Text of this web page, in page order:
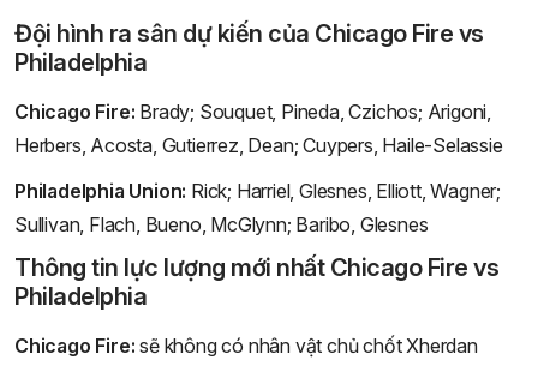
Đội hình ra sân dự kiến của Chicago Fire vs
Philadelphia
Chicago Fire: Brady; Souquet, Pineda, Czichos; Arigoni,
Herbers, Acosta, Gutierrez, Dean; Cuypers, Haile-Selassie
Philadelphia Union: Rick; Harriel, Glesnes, Elliott, Wagner;
Sullivan, Flach, Bueno, McGlynn; Baribo, Glesnes
Thông tin lực lượng mới nhất Chicago Fire vs
Philadelphia
Chicago Fire: sẽ không có nhân vật chủ chốt Xherdan